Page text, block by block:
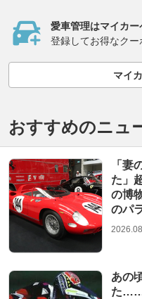
愛車管理はマイカー
登録してお得なクー
マイ
おすすめのニュ
「妻
た」
の博
のパ
あの
た……